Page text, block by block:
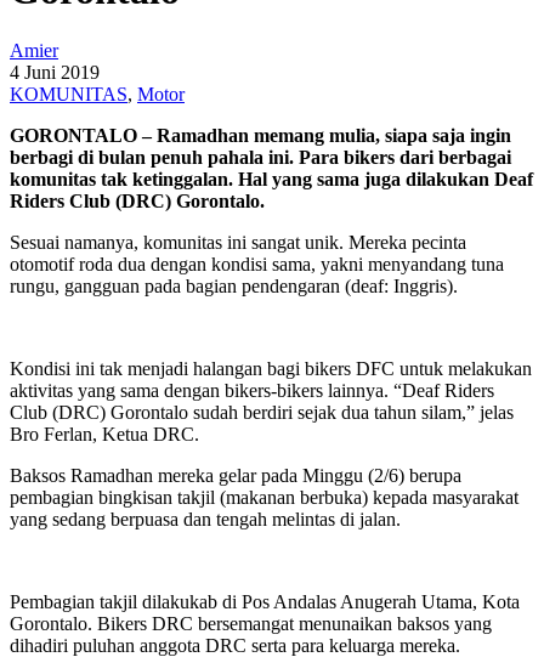
Amier
4 Juni 2019
KOMUNITAS, Motor
GORONTALO – Ramadhan memang mulia, siapa saja ingin
berbagi di bulan penuh pahala ini. Para bikers dari berbagai
komunitas tak ketinggalan. Hal yang sama juga dilakukan Deaf
Riders Club (DRC) Gorontalo.
Sesuai namanya, komunitas ini sangat unik. Mereka pecinta
otomotif roda dua dengan kondisi sama, yakni menyandang tuna
rungu, gangguan pada bagian pendengaran (deaf: Inggris).
Kondisi ini tak menjadi halangan bagi bikers DFC untuk melakukan
aktivitas yang sama dengan bikers-bikers lainnya. “Deaf Riders
Club (DRC) Gorontalo sudah berdiri sejak dua tahun silam,” jelas
Bro Ferlan, Ketua DRC.
Baksos Ramadhan mereka gelar pada Minggu (2/6) berupa
pembagian bingkisan takjil (makanan berbuka) kepada masyarakat
yang sedang berpuasa dan tengah melintas di jalan.
Pembagian takjil dilakukab di Pos Andalas Anugerah Utama, Kota
Gorontalo. Bikers DRC bersemangat menunaikan baksos yang
dihadiri puluhan anggota DRC serta para keluarga mereka.